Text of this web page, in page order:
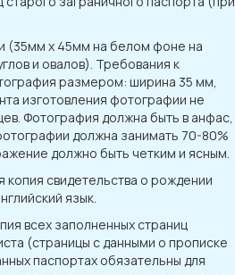
(35мм x 45мм на белом фоне на
и овалов). Требования к
размером: ширина 35 мм,
изготовления фотографии не
Фотография должна быть в анфас,
должна занимать 70-80%
должно быть четким и ясным.
копия свидетельства о рождении
язык.
всех заполненных страниц
(страницы с данными о прописке
паспортах обязательны для